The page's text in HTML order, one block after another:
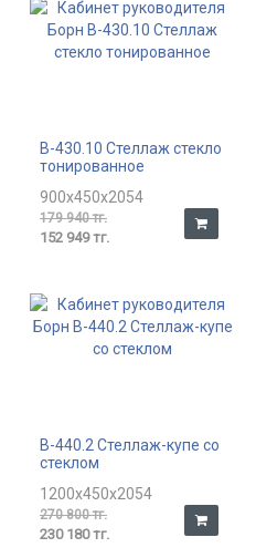
В-430.10 Стеллаж стекло
тонированное
900x450x2054
179 940 тг.
152 949 тг.
В-440.2 Стеллаж-купе со
стеклом
1200x450x2054
270 800 тг.
230 180 тг.